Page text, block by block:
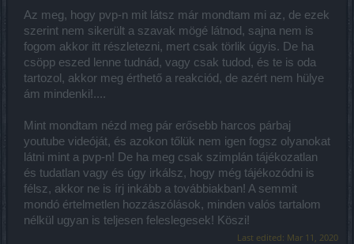
Szóval a játék már igen is NAGYON ROSSZ!
Az meg, hogy pvp-n mit látsz már mondtam mi az, de ezek
szerint nem sikerült a szavak mögé látnod, sajna nem is
fogom akkor itt részletezni, mert csak törlik úgyis. De ha
csöpp eszed lenne tudnád, vagy csak tudod, és te is oda
tartozol, akkor meg érthető a reakciód, de azért nem hülye
ám mindenki!....
Mint mondtam nézd meg pár erősebb harcos párbaj
youtube videóját, és azokon tőlük nem igen fogsz olyanokat
látni mint a pvp-n! De ha meg csak szimplán tájékozatlan
és tudatlan vagy és úgy irkálsz, hogy még tájékozódni is
félsz, akkor ne is írj inkább a továbbiakban! A semmit
mondó értelmetlen hozzászólások, minden valós tartalom
nélkül ugyan is teljesen feleslegesek! Köszi!
Last edited: Mar 11, 2020